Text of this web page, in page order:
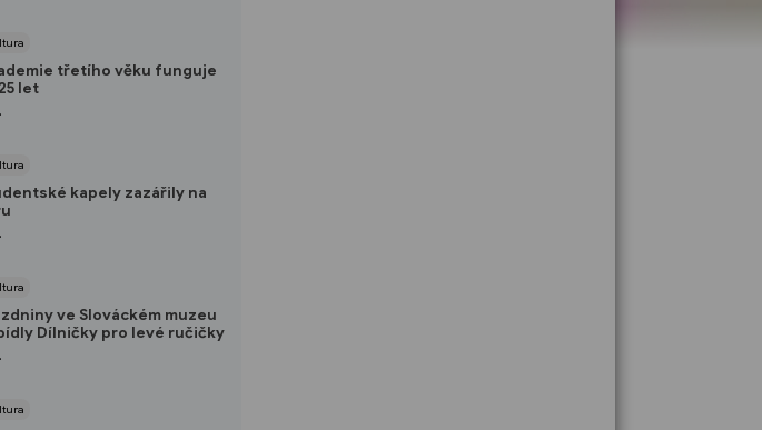
třetího věku funguje
let
kapely zazářily na
ve Slováckém muzeu
Dílničky pro levé ručičky